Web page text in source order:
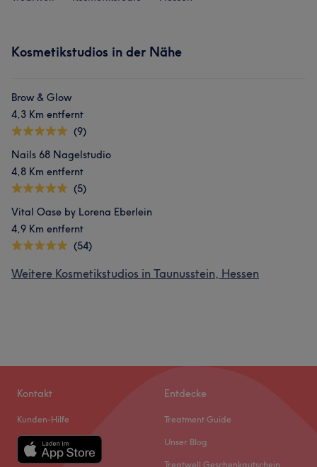
Kosmetikstudios in der Nähe
Brow & Glow
4,3 Km entfernt
(9)
Nails 68 Nagelstudio
4,8 Km entfernt
(5)
Vital Oase by Lorena Eberlein
4,9 Km entfernt
(54)
Weitere Kosmetikstudios in Taunusstein, Hessen
Kontakt
Kunden-Hilfe
Entdecke
Treatment Guide
Unser Blog
Treatwell Geschenkgutschein